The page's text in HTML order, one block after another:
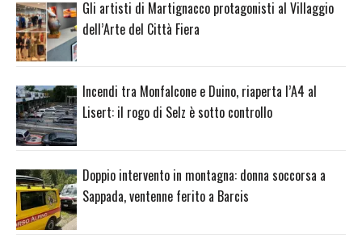
Gli artisti di Martignacco protagonisti al Villaggio
dell’Arte del Città Fiera
Incendi tra Monfalcone e Duino, riaperta l’A4 al
Lisert: il rogo di Selz è sotto controllo
Doppio intervento in montagna: donna soccorsa a
Sappada, ventenne ferito a Barcis